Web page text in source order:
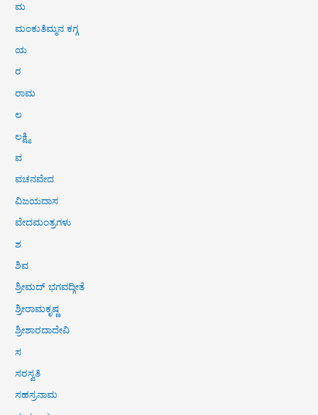
ಮ
ಮಂಕುತಿಮ್ಮನ ಕಗ್ಗ
ಯ
ರ
ರಾಮ
ಲ
ಲಕ್ಷ್ಮಿ
ವ
ವಚನವೇದ
ವಿಜಯದಾಸ
ವೇದಮಂತ್ರಗಳು
ಶ
ಶಿವ
ಶ್ರೀಮದ್ ಭಗವದ್ಗೀತೆ
ಶ್ರೀರಾಮಕೃಷ್ಣ
ಶ್ರೀಶಾರದಾದೇವಿ
ಸ
ಸರಸ್ವತಿ
ಸಹಸ್ರನಾಮ